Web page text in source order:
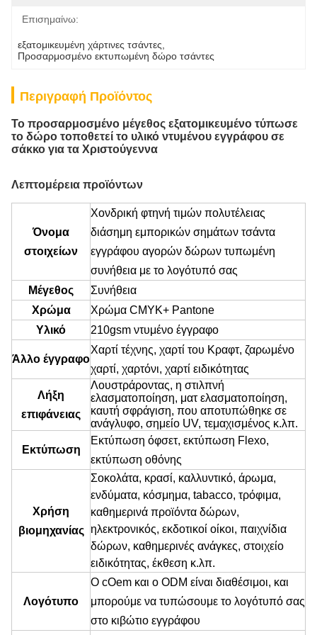
Επισημαίνω:
εξατομικευμένη χάρτινες τσάντες
Προσαρμοσμένο εκτυπωμένη δώρο τσάντες
Περιγραφή Προϊόντος
Το προσαρμοσμένο μέγεθος εξατομικευμένο τύπωσε
το δώρο τοποθετεί το υλικό ντυμένου εγγράφου σε
σάκκο για τα Χριστούγεννα
Λεπτομέρεια προϊόντων
Όνομα
στοιχείων
Χονδρική φτηνή τιμών πολυτέλειας
διάσημη εμπορικών σημάτων τσάντα
εγγράφου αγορών δώρων τυπωμένη
συνήθεια με το λογότυπό σας
Μέγεθος
Συνήθεια
Χρώμα
Χρώμα CMYK+ Pantone
Υλικό
210gsm ντυμένο έγγραφο
Άλλο έγγραφο
Χαρτί τέχνης, χαρτί του Κραφτ, ζαρωμένο
χαρτί, χαρτόνι, χαρτί ειδικότητας
Λήξη
επιφάνειας
Λουστράροντας, η στιλπνή
ελασματοποίηση, ματ ελασματοποίηση,
καυτή σφράγιση, που αποτυπώθηκε σε
ανάγλυφο, σημείο UV, τεμαχισμένος κ.λπ.
Εκτύπωση
Εκτύπωση όφσετ, εκτύπωση Flexo,
εκτύπωση οθόνης
Χρήση
βιομηχανίας
Σοκολάτα, κρασί, καλλυντικό, άρωμα,
ενδύματα, κόσμημα, tabacco, τρόφιμα,
καθημερινά προϊόντα δώρων,
ηλεκτρονικός, εκδοτικοί οίκοι, παιχνίδια
δώρων, καθημερινές ανάγκες, στοιχείο
ειδικότητας, έκθεση κ.λπ.
Λογότυπο
Ο cOem και ο ODM είναι διαθέσιμοι, και
μπορούμε να τυπώσουμε το λογότυπό σας
στο κιβώτιο εγγράφου